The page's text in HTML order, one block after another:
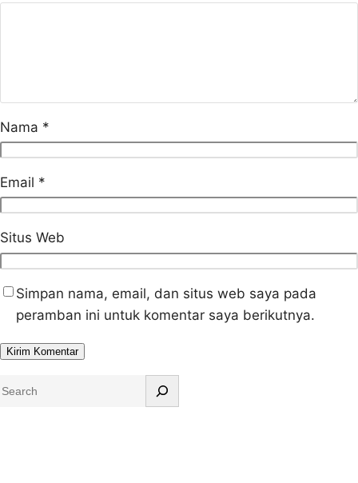
Nama *
Email *
Situs Web
Simpan nama, email, dan situs web saya pada
peramban ini untuk komentar saya berikutnya.
S